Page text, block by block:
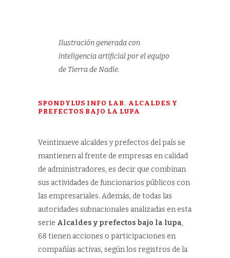
Ilustración generada con
inteligencia artificial por el equipo
de Tierra de Nadie.
SPONDYLUS INFO LAB. ALCALDES Y
PREFECTOS BAJO LA LUPA
Veintinueve alcaldes y prefectos del país se
mantienen al frente de empresas en calidad
de administradores, es decir que combinan
sus actividades de funcionarios públicos con
las empresariales. Además, de todas las
autoridades subnacionales analizadas en esta
serie Alcaldes y prefectos bajo la lupa,
68 tienen acciones o participaciones en
compañías activas, según los registros de la